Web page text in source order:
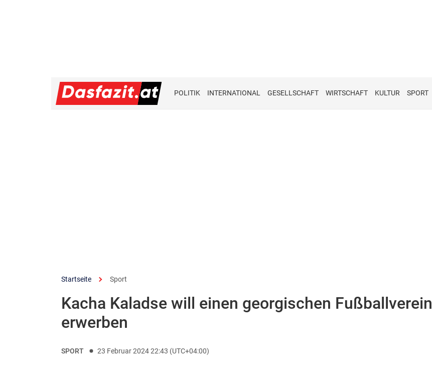
POLITIK INTERNATIONAL GESELLSCHAFT WIRTSCHAFT KULTUR SPORT
Startseite Sport
Kacha Kaladse will einen georgischen Fußballverein
erwerben
SPORT 23 Februar 2024 22:43 (UTC+04:00)